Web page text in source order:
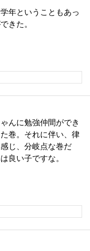
年ということもあっ
きた。
んに勉強仲間ができ
巻。それに伴い、律
じ、分岐点な巻だ
良い子ですな。